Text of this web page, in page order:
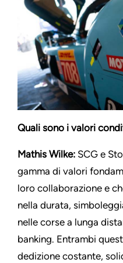
Quali sono i valori
Mathis Wilke: SCG e
gamma di valori
loro collaborazione e
nella durata,
nelle corse a lunga
banking. Entrambi
dedizione costante,